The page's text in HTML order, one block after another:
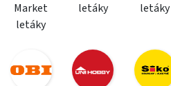
Market
letáky
letáky
letáky